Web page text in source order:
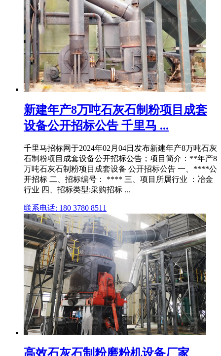
新建年产8万吨石灰石制粉项目成套
设备公开招标公告 千里马 ...
千里马招标网于2024年02月04日发布新建年产8万吨石灰
石制粉项目成套设备公开招标公告；项目简介：**年产8
万吨石灰石制粉项目成套设备 公开招标公告 一、****公
开招标 二、招标编号： **** 三、项目所属行业 ：冶金
行业 四、招标类型:采购招标 ...
联系电话: 180 3780 8511
高效石灰石制粉磨粉机设备厂家